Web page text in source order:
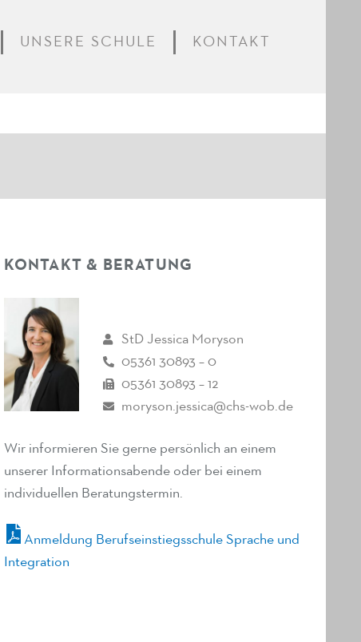
UNSERE SCHULE KONTAKT
KONTAKT & BERATUNG
StD Jessica Moryson
05361 30893 – 0
05361 30893 – 12
moryson.jessica@chs-wob.de
Wir informieren Sie gerne persönlich an einem
unserer Informationsabende oder bei einem
individuellen Beratungstermin.
Anmeldung Berufseinstiegsschule Sprache und
Integration